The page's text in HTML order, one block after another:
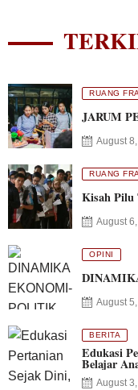
RUANG
JARUM
August
RUANG
Kisah Pilu
August
OPINI
August
BERITA
Edukasi
Belajar
August